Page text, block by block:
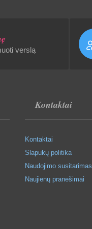
verslą
Kontaktai
Kontaktai
Slapukų politika
Naudojimo susitarimas
Naujienų pranešimai